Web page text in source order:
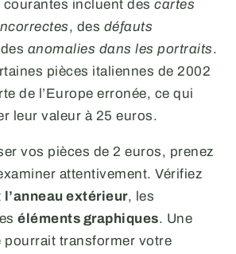
courantes incluent des cartes
, des défauts
anomalies dans les portraits.
pièces italiennes de 2002
de l’Europe erronée, ce qui
leur valeur à 25 euros.
vos pièces de 2 euros, prenez
attentivement. Vérifiez
l’anneau extérieur, les
éléments graphiques. Une
pourrait transformer votre